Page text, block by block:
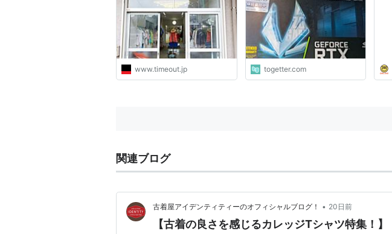
www.timeout.jp
動作も問題なし→どうしてこ
んなことに？
togetter.com
関連ブログ
古着屋アイデンティティーのオフィシャルブログ！ • 20日前
【古着の良さを感じるカレッジTシャツ特集！】